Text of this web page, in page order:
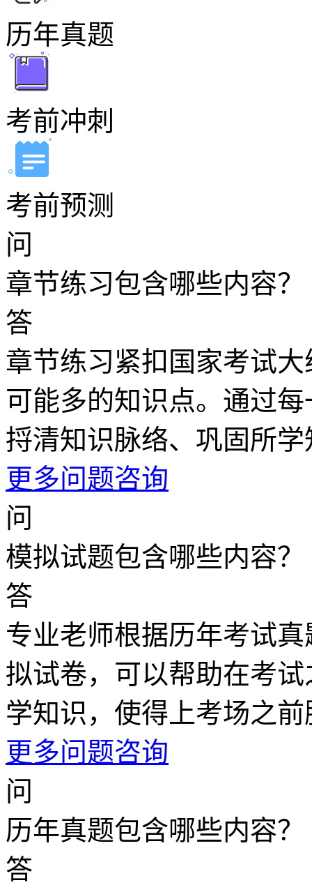
历年真题
考前冲刺
考前预测
问
章节练习包含哪些内容？
答
章节练习紧扣国家考试
可能多的知识点。通过
捋清知识脉络、巩固所学
更多问题咨询
问
模拟试题包含哪些内容？
答
专业老师根据历年考试
拟试卷，可以帮助在考
学知识，使得上考场之
更多问题咨询
问
历年真题包含哪些内容？
答